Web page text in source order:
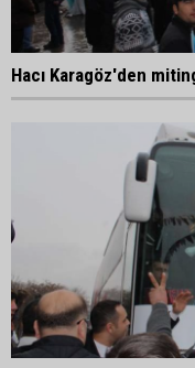
Hacı Karagöz'den